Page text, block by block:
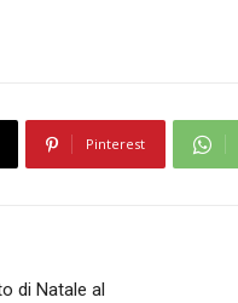
Pinterest
di Natale al